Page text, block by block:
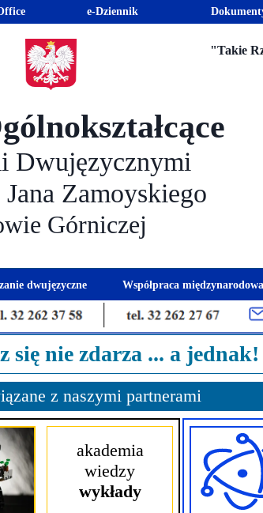
akademia
wiedzy
wykłady
z naszymi partnerami
się nie zdarza ... a jednak!
dwujęzyczne
dwujęzyczna
Współpraca międzynarodowa
Erasmus+
Euroweek
Youth For
Model International
Wycieczki
Wymiana polsko-
Wymiana polsko-
Dwujęzycznymi
Zamoyskiego
Górniczej
"Takie
e-Dziennik